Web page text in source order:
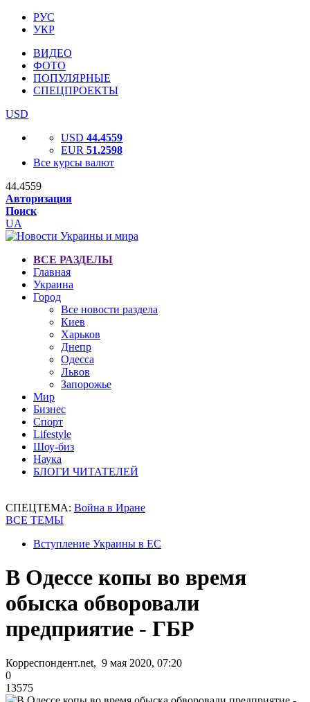
РУС
УКР
ВИДЕО
ФОТО
ПОПУЛЯРНЫЕ
СПЕЦПРОЕКТЫ
USD
USD 44.4559
EUR 51.2598
Все курсы валют
44.4559
Авторизация
Поиск
UA
ВСЕ РАЗДЕЛЫ
Главная
Украина
Город
Все новости раздела
Киев
Харьков
Днепр
Одесса
Львов
Запорожье
Мир
Бизнес
Спорт
Lifestyle
Шоу-биз
Наука
БЛОГИ ЧИТАТЕЛЕЙ
СПЕЦТЕМА: Война в Иране
ВСЕ ТЕМЫ
Вступление Украины в ЕС
В Одессе копы во время
обыска обворовали
предприятие - ГБР
Корреспондент.net, 9 мая 2020, 07:20
0
13575